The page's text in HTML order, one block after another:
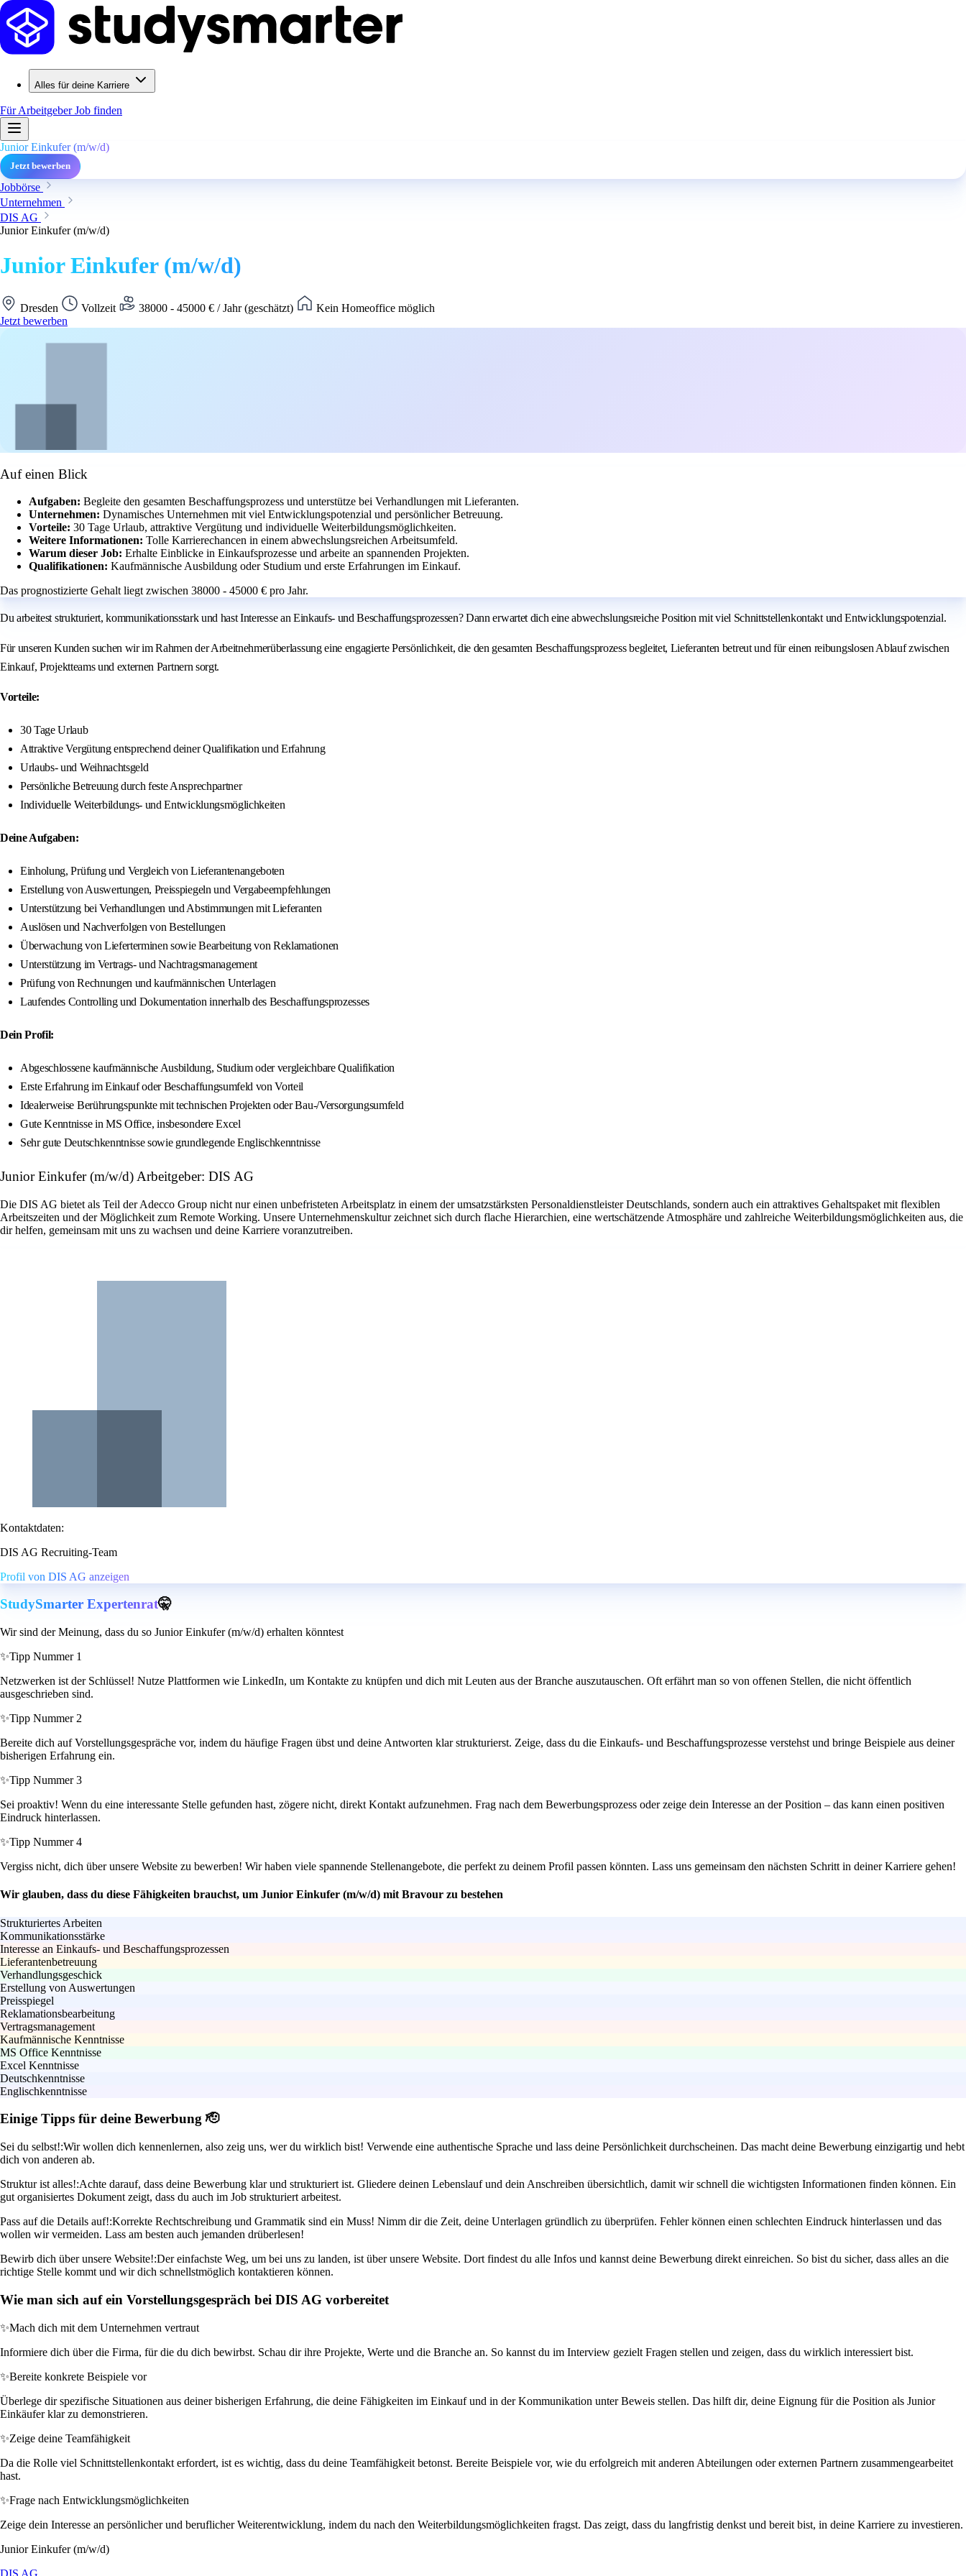
Alles für deine Karriere
Für ArbeitgeberJob finden
Junior Einkufer (m/w/d)
Jetzt bewerben
Jobbörse
Unternehmen
DIS AG
Junior Einkufer (m/w/d)
Junior Einkufer (m/w/d)
Dresden Vollzeit 38000 - 45000 € / Jahr (geschätzt)
Kein Homeoffice möglich
Jetzt bewerben
Auf einen Blick
Aufgaben: Begleite den gesamten Beschaffungsprozess und unterstütze bei Verhandlungen mit Lieferanten.
Unternehmen: Dynamisches Unternehmen mit viel Entwicklungspotenzial und persönlicher Betreuung.
Vorteile: 30 Tage Urlaub, attraktive Vergütung und individuelle Weiterbildungsmöglichkeiten.
Weitere Informationen: Tolle Karrierechancen in einem abwechslungsreichen Arbeitsumfeld.
Warum dieser Job: Erhalte Einblicke in Einkaufsprozesse und arbeite an spannenden Projekten.
Qualifikationen: Kaufmännische Ausbildung oder Studium und erste Erfahrungen im Einkauf.
Das prognostizierte Gehalt liegt zwischen 38000 - 45000 € pro Jahr.
Du arbeitest strukturiert, kommunikationsstark und hast Interesse an Einkaufs- und Beschaffungsprozessen? Dann erwartet dich eine abwechslungsreiche Position mit viel Schnittstellenkontakt und Entwicklungspotenzial.
Für unseren Kunden suchen wir im Rahmen der Arbeitnehmerüberlassung eine engagierte Persönlichkeit, die den gesamten Beschaffungsprozess begleitet, Lieferanten betreut und für einen reibungslosen Ablauf zwischen
Einkauf, Projektteams und externen Partnern sorgt.
Vorteile:
30 Tage Urlaub
Attraktive Vergütung entsprechend deiner Qualifikation und Erfahrung
Urlaubs- und Weihnachtsgeld
Persönliche Betreuung durch feste Ansprechpartner
Individuelle Weiterbildungs- und Entwicklungsmöglichkeiten
Deine Aufgaben:
Einholung, Prüfung und Vergleich von Lieferantenangeboten
Erstellung von Auswertungen, Preisspiegeln und Vergabeempfehlungen
Unterstützung bei Verhandlungen und Abstimmungen mit Lieferanten
Auslösen und Nachverfolgen von Bestellungen
Überwachung von Lieferterminen sowie Bearbeitung von Reklamationen
Unterstützung im Vertrags- und Nachtragsmanagement
Prüfung von Rechnungen und kaufmännischen Unterlagen
Laufendes Controlling und Dokumentation innerhalb des Beschaffungsprozesses
Dein Profil:
Abgeschlossene kaufmännische Ausbildung, Studium oder vergleichbare Qualifikation
Erste Erfahrung im Einkauf oder Beschaffungsumfeld von Vorteil
Idealerweise Berührungspunkte mit technischen Projekten oder Bau-/Versorgungsumfeld
Gute Kenntnisse in MS Office, insbesondere Excel
Sehr gute Deutschkenntnisse sowie grundlegende Englischkenntnisse
Junior Einkufer (m/w/d) Arbeitgeber: DIS AG
Die DIS AG bietet als Teil der Adecco Group nicht nur einen unbefristeten Arbeitsplatz in einem der umsatzstärksten Personaldienstleister Deutschlands, sondern auch ein attraktives Gehaltspaket mit flexiblen
Arbeitszeiten und der Möglichkeit zum Remote Working. Unsere Unternehmenskultur zeichnet sich durch flache Hierarchien, eine wertschätzende Atmosphäre und zahlreiche Weiterbildungsmöglichkeiten aus, die
dir helfen, gemeinsam mit uns zu wachsen und deine Karriere voranzutreiben.
Kontaktdaten:
DIS AG Recruiting-Team
Profil von DIS AG anzeigen
StudySmarter Expertenrat🤫
Wir sind der Meinung, dass du so Junior Einkufer (m/w/d) erhalten könntest
✨Tipp Nummer 1
Netzwerken ist der Schlüssel! Nutze Plattformen wie LinkedIn, um Kontakte zu knüpfen und dich mit Leuten aus der Branche auszutauschen. Oft erfährt man so von offenen Stellen, die nicht öffentlich
ausgeschrieben sind.
✨Tipp Nummer 2
Bereite dich auf Vorstellungsgespräche vor, indem du häufige Fragen übst und deine Antworten klar strukturierst. Zeige, dass du die Einkaufs- und Beschaffungsprozesse verstehst und bringe Beispiele aus deiner
bisherigen Erfahrung ein.
✨Tipp Nummer 3
Sei proaktiv! Wenn du eine interessante Stelle gefunden hast, zögere nicht, direkt Kontakt aufzunehmen. Frag nach dem Bewerbungsprozess oder zeige dein Interesse an der Position – das kann einen positiven
Eindruck hinterlassen.
✨Tipp Nummer 4
Vergiss nicht, dich über unsere Website zu bewerben! Wir haben viele spannende Stellenangebote, die perfekt zu deinem Profil passen könnten. Lass uns gemeinsam den nächsten Schritt in deiner Karriere gehen!
Wir glauben, dass du diese Fähigkeiten brauchst, um Junior Einkufer (m/w/d) mit Bravour zu bestehen
Strukturiertes Arbeiten
Kommunikationsstärke
Interesse an Einkaufs- und Beschaffungsprozessen
Lieferantenbetreuung
Verhandlungsgeschick
Erstellung von Auswertungen
Preisspiegel
Reklamationsbearbeitung
Vertragsmanagement
Kaufmännische Kenntnisse
MS Office Kenntnisse
Excel Kenntnisse
Deutschkenntnisse
Englischkenntnisse
Einige Tipps für deine Bewerbung 🫡
Sei du selbst!:Wir wollen dich kennenlernen, also zeig uns, wer du wirklich bist! Verwende eine authentische Sprache und lass deine Persönlichkeit durchscheinen. Das macht deine Bewerbung einzigartig und hebt
dich von anderen ab.
Struktur ist alles!:Achte darauf, dass deine Bewerbung klar und strukturiert ist. Gliedere deinen Lebenslauf und dein Anschreiben übersichtlich, damit wir schnell die wichtigsten Informationen finden können. Ein
gut organisiertes Dokument zeigt, dass du auch im Job strukturiert arbeitest.
Pass auf die Details auf!:Korrekte Rechtschreibung und Grammatik sind ein Muss! Nimm dir die Zeit, deine Unterlagen gründlich zu überprüfen. Fehler können einen schlechten Eindruck hinterlassen und das
wollen wir vermeiden. Lass am besten auch jemanden drüberlesen!
Bewirb dich über unsere Website!:Der einfachste Weg, um bei uns zu landen, ist über unsere Website. Dort findest du alle Infos und kannst deine Bewerbung direkt einreichen. So bist du sicher, dass alles an die
richtige Stelle kommt und wir dich schnellstmöglich kontaktieren können.
Wie man sich auf ein Vorstellungsgespräch bei DIS AG vorbereitet
✨Mach dich mit dem Unternehmen vertraut
Informiere dich über die Firma, für die du dich bewirbst. Schau dir ihre Projekte, Werte und die Branche an. So kannst du im Interview gezielt Fragen stellen und zeigen, dass du wirklich interessiert bist.
✨Bereite konkrete Beispiele vor
Überlege dir spezifische Situationen aus deiner bisherigen Erfahrung, die deine Fähigkeiten im Einkauf und in der Kommunikation unter Beweis stellen. Das hilft dir, deine Eignung für die Position als Junior
Einkäufer klar zu demonstrieren.
✨Zeige deine Teamfähigkeit
Da die Rolle viel Schnittstellenkontakt erfordert, ist es wichtig, dass du deine Teamfähigkeit betonst. Bereite Beispiele vor, wie du erfolgreich mit anderen Abteilungen oder externen Partnern zusammengearbeitet
hast.
✨Frage nach Entwicklungsmöglichkeiten
Zeige dein Interesse an persönlicher und beruflicher Weiterentwicklung, indem du nach den Weiterbildungsmöglichkeiten fragst. Das zeigt, dass du langfristig denkst und bereit bist, in deine Karriere zu investieren.
Junior Einkufer (m/w/d)
DIS AG